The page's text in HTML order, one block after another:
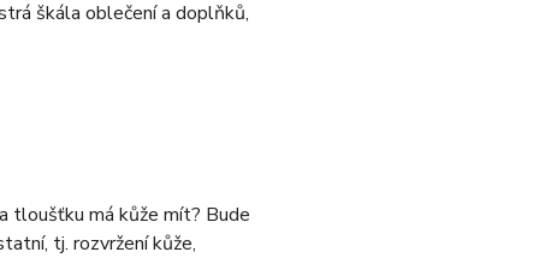
škála oblečení a doplňků,
tloušťku má kůže mít? Bude
tj. rozvržení kůže,